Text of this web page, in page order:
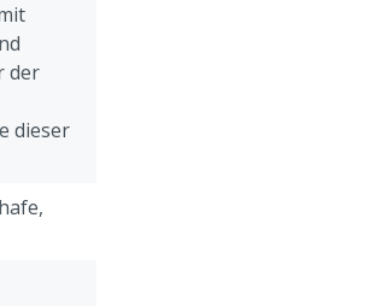
der
dieser